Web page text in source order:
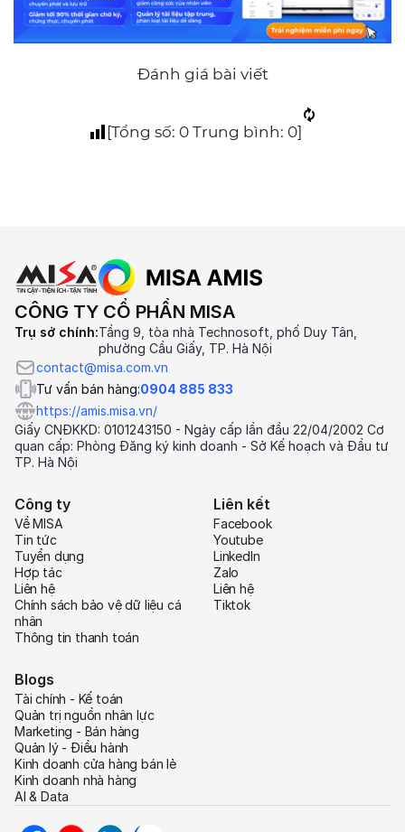
Đánh giá bài viết
[Tổng số: 0 Trung bình: 0]
CÔNG TY CỔ PHẦN MISA
Trụ sở chính:Tầng 9, tòa nhà Technosoft, phố Duy Tân,
phường Cầu Giấy, TP. Hà Nội
contact@misa.com.vn
Tư vấn bán hàng:0904 885 833
https://amis.misa.vn/
Giấy CNĐKKD: 0101243150 - Ngày cấp lần đầu 22/04/2002 Cơ
quan cấp: Phòng Đăng ký kinh doanh - Sở Kế hoạch và Đầu tư
TP. Hà Nội
Công ty
Về MISA
Tin tức
Tuyển dụng
Hợp tác
Liên hệ
Chính sách bảo vệ dữ liệu cá
nhân
Thông tin thanh toán
Liên kết
Facebook
Youtube
LinkedIn
Zalo
Liên hệ
Tiktok
Blogs
Tài chính - Kế toán
Quản trị nguồn nhân lực
Marketing - Bán hàng
Quản lý - Điều hành
Kinh doanh cửa hàng bán lẻ
Kinh doanh nhà hàng
AI & Data